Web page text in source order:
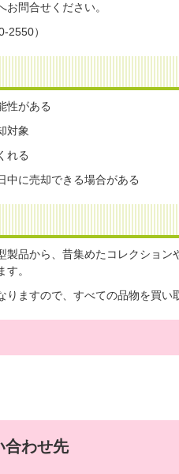
問合せください。
2550）
性がある
対象
れる
中に売却できる場合がある
製品から、昔集めたコレクション
。
ますので、すべての品物を買い
合わせ先